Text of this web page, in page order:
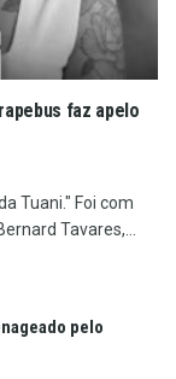
faz apelo
Tuani." Foi com
Tavares,...
pelo